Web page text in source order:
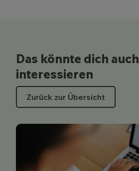
Das könnte dich auch
interessieren
Zurück zur Übersicht